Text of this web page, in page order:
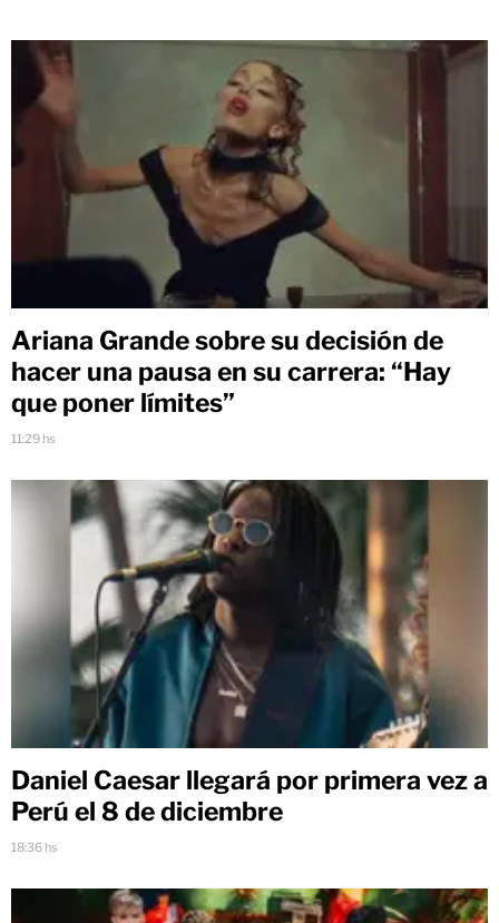
Ariana Grande sobre su decisión de
hacer una pausa en su carrera: “Hay
que poner límites”
11:29 hs
Daniel Caesar llegará por primera vez a
Perú el 8 de diciembre
18:36 hs